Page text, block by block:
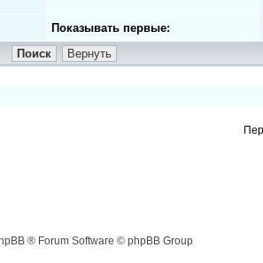
Показывать первые:
® Forum Software © phpBB Group